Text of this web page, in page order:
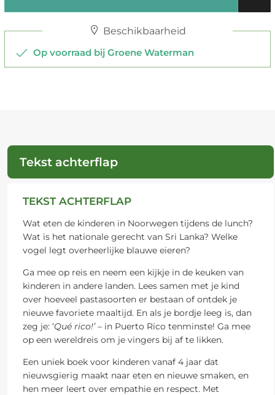
Beschikbaarheid
Op voorraad bij Groene Waterman
Tekst achterflap
TEKST ACHTERFLAP
Wat eten de kinderen in Noorwegen tijdens de lunch?
Wat is het nationale gerecht van Sri Lanka? Welke
vogel legt overheerlijke blauwe eieren?
Ga mee op reis en neem een kijkje in de keuken van
kinderen in andere landen. Lees samen met je kind
over hoeveel pastasoorten er bestaan of ontdek je
nieuwe favoriete maaltijd. En als je bordje leeg is, dan
zeg je: ‘Qué rico!’– in Puerto Rico tenminste! Ga mee
op een wereldreis om je vingers bij af te likken.
Een uniek boek voor kinderen vanaf 4 jaar dat
nieuwsgierig maakt naar eten en nieuwe smaken, en
hen meer leert over empathie en respect. Met